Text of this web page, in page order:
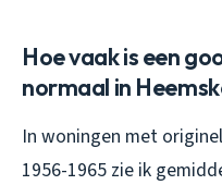
Hoe vaak is een
normaal in
In woningen met
1956-1965 zie ik